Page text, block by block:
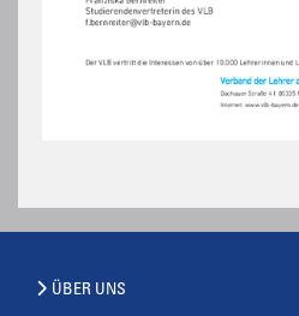
ÜBER UNS